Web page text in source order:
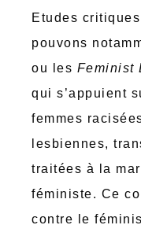
Etudes
pouvons
ou les Feminist
qui s’appuient
femmes
lesbiennes,
traitées à la
féministe. Ce
contre le